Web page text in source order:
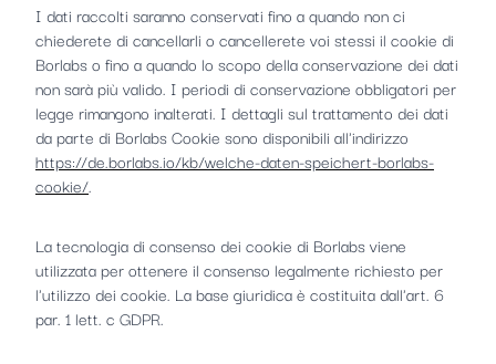
I dati raccolti saranno conservati fino a quando non ci
chiederete di cancellarli o cancellerete voi stessi il cookie di
Borlabs o fino a quando lo scopo della conservazione dei dati
non sarà più valido. I periodi di conservazione obbligatori per
legge rimangono inalterati. I dettagli sul trattamento dei dati
da parte di Borlabs Cookie sono disponibili all'indirizzo
https://de.borlabs.io/kb/welche-daten-speichert-borlabs-
cookie/.
La tecnologia di consenso dei cookie di Borlabs viene
utilizzata per ottenere il consenso legalmente richiesto per
l'utilizzo dei cookie. La base giuridica è costituita dall'art. 6
par. 1 lett. c GDPR.